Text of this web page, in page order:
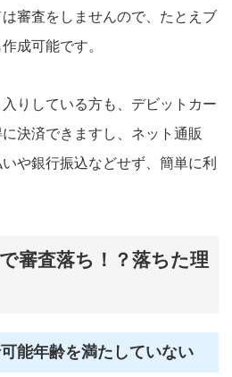
審査をしませんので、たとえブ
成可能です。
りしている方も、デビットカー
決済できますし、ネット通販
や銀行振込などせず、簡単に利
審査落ち！？落ちた理
能年齢を満たしていない